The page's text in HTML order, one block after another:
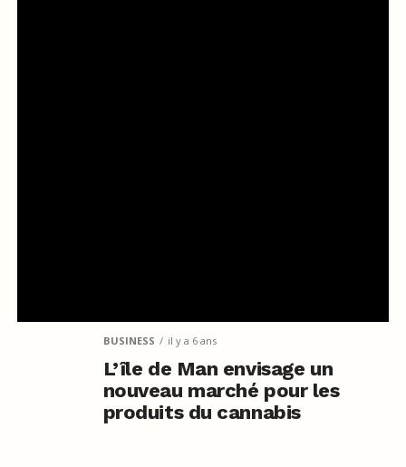
BUSINESS il y a 6 ans
L’île de Man envisage un
nouveau marché pour les
produits du cannabis